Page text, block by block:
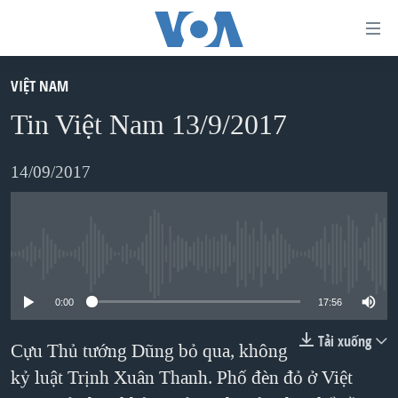
dẫn
truy
cập
nội
hướng
chính
Đi
TRANG CHỦ
VIỆT NAM
HOA KỲ
BIỂN ĐÔNG
MỤC
TỰ DO BÁO CHÍ
VẠCH TRẦN TIN GIẢ
CHUYÊN ĐỀ
CHIẾN TRANH THƯƠNG MẠI CỦA MỸ: QUÁ KHỨ VÀ HIỆN
HỌC TIẾNG ANH
VIỆT NAM
Tin Việt Nam 13/9/2017
14/09/2017
0:00 17:56
Tải xuống
Cựu Thủ tướng Dũng bỏ qua, không
kỷ luật Trịnh Xuân Thanh. Phố đèn đỏ ở Việt